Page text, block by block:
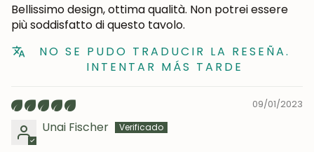
Bellissimo design, ottima qualità. Non potrei essere
più soddisfatto di questo tavolo.
NO SE PUDO TRADUCIR LA RESEÑA.
INTENTAR MÁS TARDE
09/01/2023
Unai Fischer
COMMUNITY
Ottieni uno sconto del 5%.
Novità e vantaggi riservati agli iscritti.
Iscrivermi